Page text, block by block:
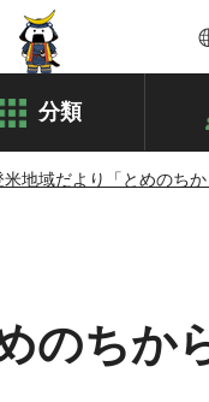
分類
米地域だより「とめのちか
のちか